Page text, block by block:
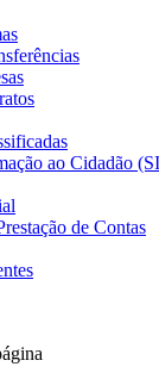
ao Cidadão
de Contas